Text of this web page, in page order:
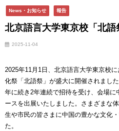
News・お知らせ 報告
北京語言大学東京校「北語
2025-11-04
2025年11月1日、北京語言大学東京校
化祭「北語祭」が盛大に開催されまし
年に続き2年連続で招待を受け、会場
ースを出展いたしました。さまざまな
生や市民の皆さまに中国の豊かな文化
た。